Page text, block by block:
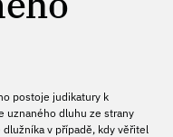
postoje judikatury k
uznaného dluhu ze strany
v případě, kdy věřitel